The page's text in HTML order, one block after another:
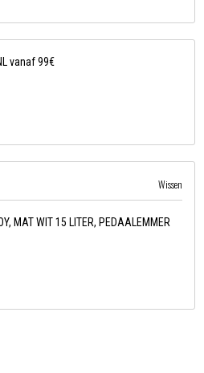
vanaf 99€
Wissen
MAT WIT 15 LITER, PEDAALEMMER